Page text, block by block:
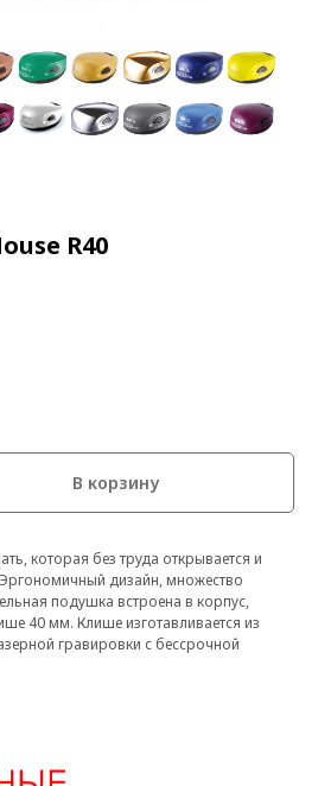
R40
В корзину
которая без труда открывается и
дизайн, множество
подушка встроена в корпус,
40 мм. Клише изготавливается из
гравировки с бессрочной